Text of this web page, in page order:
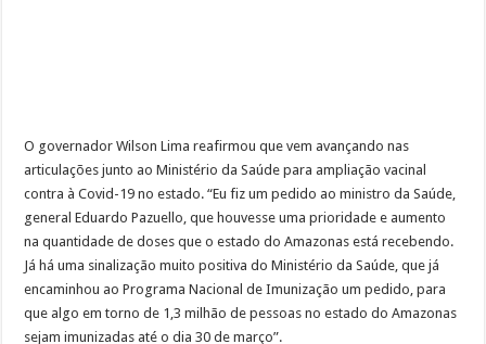
O governador Wilson Lima reafirmou que vem avançando nas
articulações junto ao Ministério da Saúde para ampliação vacinal
contra à Covid-19 no estado. “Eu fiz um pedido ao ministro da Saúde,
general Eduardo Pazuello, que houvesse uma prioridade e aumento
na quantidade de doses que o estado do Amazonas está recebendo.
Já há uma sinalização muito positiva do Ministério da Saúde, que já
encaminhou ao Programa Nacional de Imunização um pedido, para
que algo em torno de 1,3 milhão de pessoas no estado do Amazonas
sejam imunizadas até o dia 30 de março”.